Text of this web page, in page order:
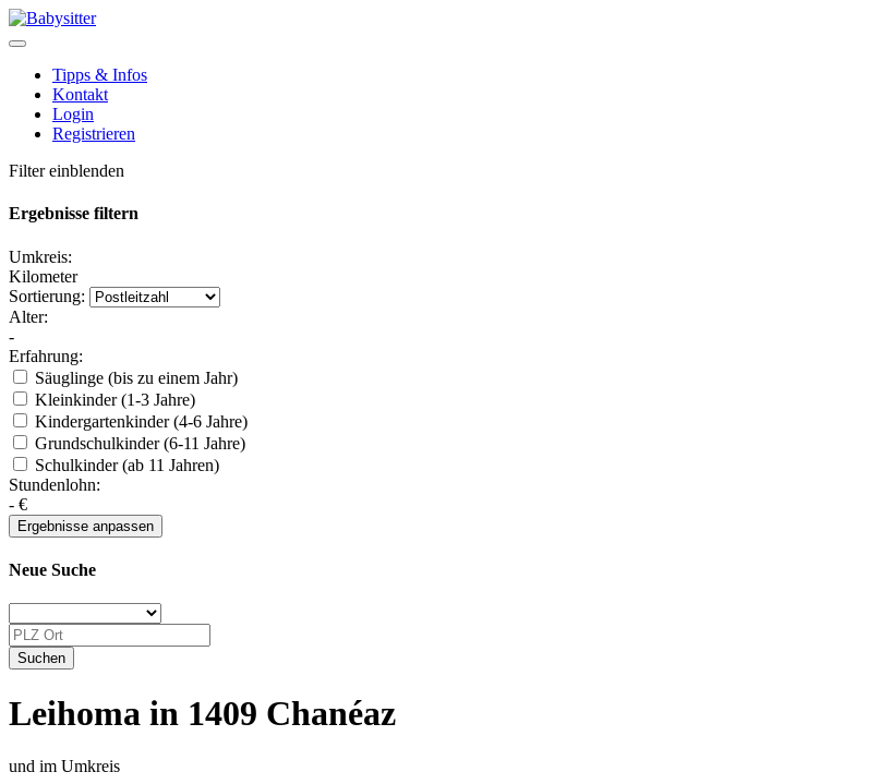
Tipps & Infos
Kontakt
Login
Registrieren
Filter einblenden
Ergebnisse filtern
Umkreis:
Kilometer
Sortierung:
Alter:
-
Erfahrung:
Säuglinge (bis zu einem Jahr)
Kleinkinder (1-3 Jahre)
Kindergartenkinder (4-6 Jahre)
Grundschulkinder (6-11 Jahre)
Schulkinder (ab 11 Jahren)
Stundenlohn:
- €
Neue Suche
Leihoma in 1409 Chanéaz
und im Umkreis